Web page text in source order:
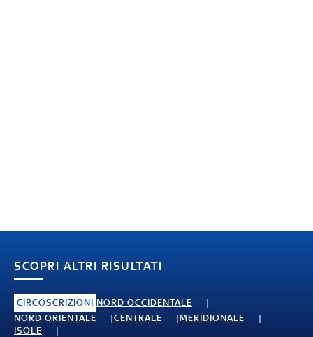
SCOPRI ALTRI RISULTATI
CIRCOSCRIZIONI NORD OCCIDENTALE
NORD ORIENTALE
CENTRALE
MERIDIONALE
ISOLE